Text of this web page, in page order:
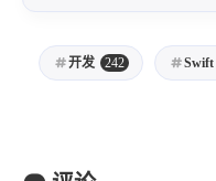
开发 242 Swift